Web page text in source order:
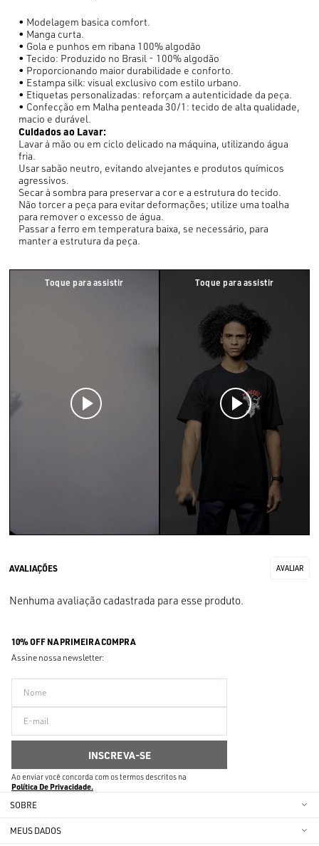
• Modelagem basica comfort.
• Manga curta.
• Gola e punhos em ribana 100% algodão
• Tecido: Produzido no Brasil - 100% algodão
• Proporcionando maior durabilidade e conforto.
• Estampa silk: visual exclusivo com estilo urbano.
• Etiquetas personalizadas: reforçam a autenticidade da peça.
• Confecção em Malha penteada 30/1: tecido de alta qualidade,
macio e durável.
Cuidados ao Lavar:
Lavar à mão ou em ciclo delicado na máquina, utilizando água
fria.
Usar sabão neutro, evitando alvejantes e produtos químicos
agressivos.
Secar à sombra para preservar a cor e a estrutura do tecido.
Não torcer a peça para evitar deformações; utilize uma toalha
para remover o excesso de água.
Passar a ferro em temperatura baixa, se necessário, para
manter a estrutura da peça.
Nenhuma avaliação cadastrada para esse produto.
10% OFF NA PRIMEIRA COMPRA
Assine nossa newsletter:
Ao enviar você concorda com os termos descritos na
Política De Privacidade
SOBRE
MEUS DADOS